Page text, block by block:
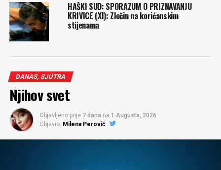
HAŠKI SUD: SPORAZUM O PRIZNAVANJU
KRIVICE (XI): Zločin na korićanskim
stijenama
DANAS, SJUTRA
Njihov svet
Objavljeno prije 7 dana na 1 Augusta, 2026
Objavio: Milena Perović